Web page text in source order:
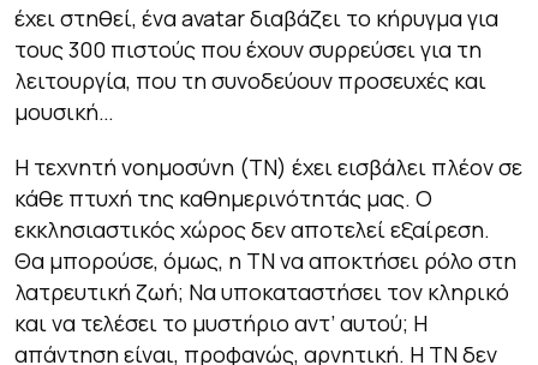
έχει στηθεί, ένα avatar διαβάζει το κήρυγμα για
τους 300 πιστούς που έχουν συρρεύσει για τη
λειτουργία, που τη συνοδεύουν προσευχές και
μουσική…
Η τεχνητή νοημοσύνη (ΤΝ) έχει εισβάλει πλέον σε
κάθε πτυχή της καθημερινότητάς μας. Ο
εκκλησιαστικός χώρος δεν αποτελεί εξαίρεση.
Θα μπορούσε, όμως, η ΤΝ να αποκτήσει ρόλο στη
λατρευτική ζωή; Να υποκαταστήσει τον κληρικό
και να τελέσει το μυστήριο αντ’ αυτού; Η
απάντηση είναι, προφανώς, αρνητική. Η ΤΝ δεν